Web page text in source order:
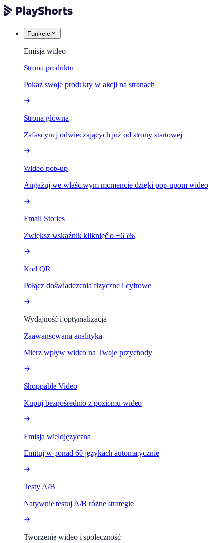
Funkcje
Emisja wideo
Strona produktu
Pokaż swoje produkty w akcji na stronach
Strona główna
Zafascynuj odwiedzających już od strony startowej
Wideo pop-up
Angażuj we właściwym momencie dzięki pop-upom wideo
Email Stories
Zwiększ wskaźnik kliknięć o +65%
Kod QR
Połącz doświadczenia fizyczne i cyfrowe
Wydajność i optymalizacja
Zaawansowana analityka
Mierz wpływ wideo na Twoje przychody
Shoppable Video
Kupuj bezpośrednio z poziomu wideo
Emisja wielojęzyczna
Emituj w ponad 60 językach automatycznie
Testy A/B
Natywnie testuj A/B różne strategie
Tworzenie wideo i społeczność